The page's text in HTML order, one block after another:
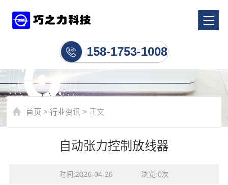
158-1753-1008
首页 >行业资讯 > 正文
自动张力控制放线器
时间:2026-04-26    浏览:0次